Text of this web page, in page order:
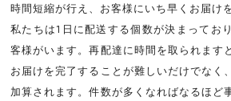
時間短縮が行え、お客様にいち早くお届け
私たちは1日に配送する個数が決まってお
客様がいます。再配達に時間を取られます
お届けを完了することが難しいだけでなく
加算されます。件数が多くなればなるほど